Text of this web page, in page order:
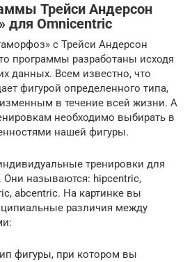
Трейси Андерсон
Omnicentric
с Трейси Андерсон
программы разработаны исходя
данных. Всем известно, что
фигурой определенного типа,
в течение всей жизни. А
необходимо выбирать в
нашей фигуры.
тренировки для
Они называются: hipcentric,
abcentric. На картинке вы
различия между
фигуры, при котором вы